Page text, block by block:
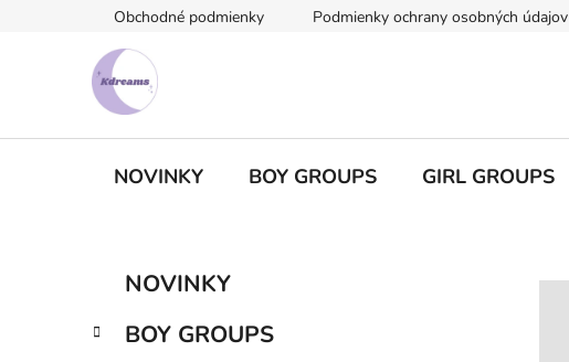
Obchodné podmienky Podmienky ochrany osobných údajov
NOVINKY BOY GROUPS GIRL GROUPS
č
Preskočiť
kategórie
e
NOVINKY
BOY GROUPS